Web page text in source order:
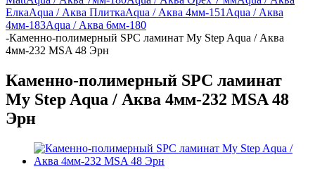
ЕлкаAqua / Аква ПлиткаAqua / Аква 4мм-151 Aqua / Аква
4мм-183Aqua / Аква 6мм-180
-Каменно-полимерный SPC ламинат My Step Aqua / Аква
4мм-232 MSA 48 Эрн
Каменно-полимерный SPC ламинат
My Step Aqua / Аква 4мм-232 MSA 48
Эрн